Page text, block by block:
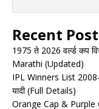
Recent
1975 ते 2026 वर्ल्ड कप
Marathi (Updated)
IPL Winners List
यादी (Full Details)
Orange Cap & Purple